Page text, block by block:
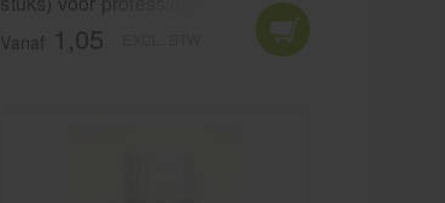
Pluis-vrij, extra absorberend en
ideaal voor pedicures, manicures
en medische toepassingen. Bestel
Vanaf 1,05